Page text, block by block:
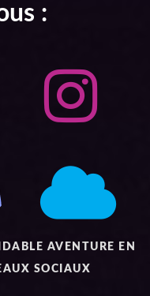
:
AVENTURE EN
SOCIAUX